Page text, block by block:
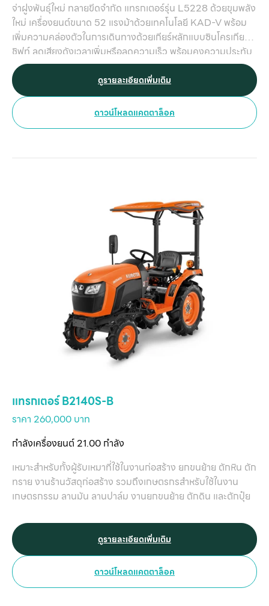
จ่าฝูงพันธุ์ใหม่ ทลายขีดจำกัด แทรกเตอร์รุ่น L5228 ด้วยขุมพลัง
ใหม่ เครื่องยนต์ขนาด 52 แรงม้าด้วยเทคโนโลยี KAD-V พร้อม
เพิ่มความคล่องตัวในการเดินทางด้วยเกียร์หลักแบบซินโครเกียร์
ชิฟท์ ลดเสียงดังเวลาเพิ่มหรือลดความเร็ว พร้อมคงความประทับ
ใจตลอดการใช้งานด้วยไฟหน้าแบบ LED และ เบาะแบบใหม่ พร้อม
ระบบรองรับแรงกระแทกดูรายละเอียดเพิ่มเติม
ดาวน์โหลดแคตตาล็อค
แทรกเตอร์ B2140S-B
ราคา 260,000 บาท
กำลังเครื่องยนต์ 21.00 กำลัง
เหมาะสำหรับทั้งผู้รับเหมาที่ใช้ในงานก่อสร้าง ยกขนย้าย ตักหิน ตัก
ทราย งานร้านวัสดุก่อสร้าง รวมถึงเกษตรกรสำหรับใช้ในงาน
เกษตรกรรม ลานมัน ลานปาล์ม งานยกขนย้าย ตักดิน และตักปุ๋ย
ดูรายละเอียดเพิ่มเติม
ดาวน์โหลดแคตตาล็อค